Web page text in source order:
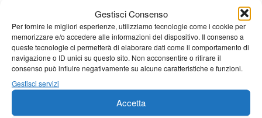
Gestisci Consenso
Per fornire le migliori esperienze, utilizziamo tecnologie come i cookie per
memorizzare e/o accedere alle informazioni del dispositivo. Il consenso a
queste tecnologie ci permetterà di elaborare dati come il comportamento di
navigazione o ID unici su questo sito. Non acconsentire o ritirare il
consenso può influire negativamente su alcune caratteristiche e funzioni.
Gestisci servizi
Accetta